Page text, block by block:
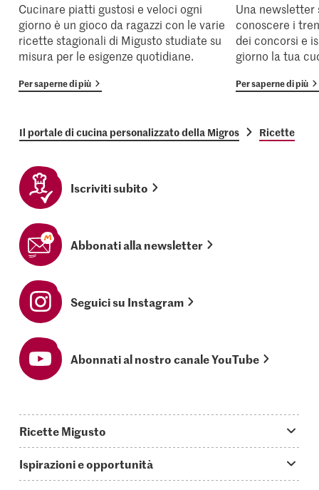
Cucinare piatti gustosi e veloci ogni
giorno è un gioco da ragazzi con le varie
ricette stagionali di Migusto studiate su
misura per le esigenze quotidiane.
Per saperne di più
Una
conoscere i
dei concorsi e
giorno la tua
Per saperne di più
Il portale di cucina personalizzato della Migros Ricette
Iscriviti subito
Abbonati alla newsletter
Seguici su Instagram
Abonnati al nostro canale YouTube
Ricette Migusto
Oggi cucino
Ispirazioni e opportunità